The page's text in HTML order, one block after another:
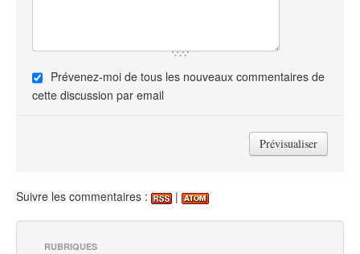
Prévenez-moi de tous les nouveaux commentaires de
cette discussion par email
Suivre les commentaires : |
RUBRIQUES